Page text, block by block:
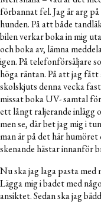
förbannat fel. Jag är arg
hunden. På att både
bilen verkar boka in mig
och boka av, lämna
igen. På telefonförsäljare
höga räntan. På att jag
skolskjuts denna vecka
missat boka UV- samtal
ett långt raljerande inlägg
men se, där bet jag mig i
man är på det här
skenande hästar innanför
Nu ska jag laga pasta
Lägga mig i badet med
ansiktet. Sedan ska jag